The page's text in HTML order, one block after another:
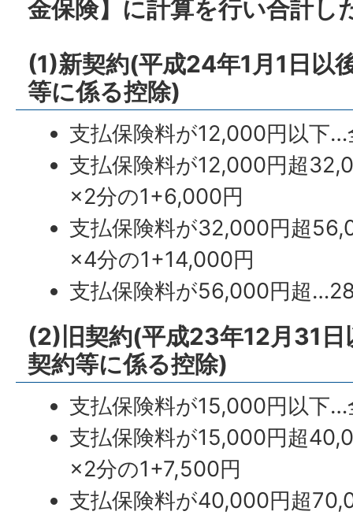
金保険】に計算を行い合計
(1)新契約(平成24年1月1日以
等に係る控除)
支払保険料が12,000円以下…
支払保険料が12,000円超
×2分の1+6,000円
支払保険料が32,000円超
×4分の1+14,000円
支払保険料が56,000円超
(2)旧契約(平成23年12月31日
契約等に係る控除)
支払保険料が15,000円以下…
支払保険料が15,000円超
×2分の1+7,500円
支払保険料が40,000円超